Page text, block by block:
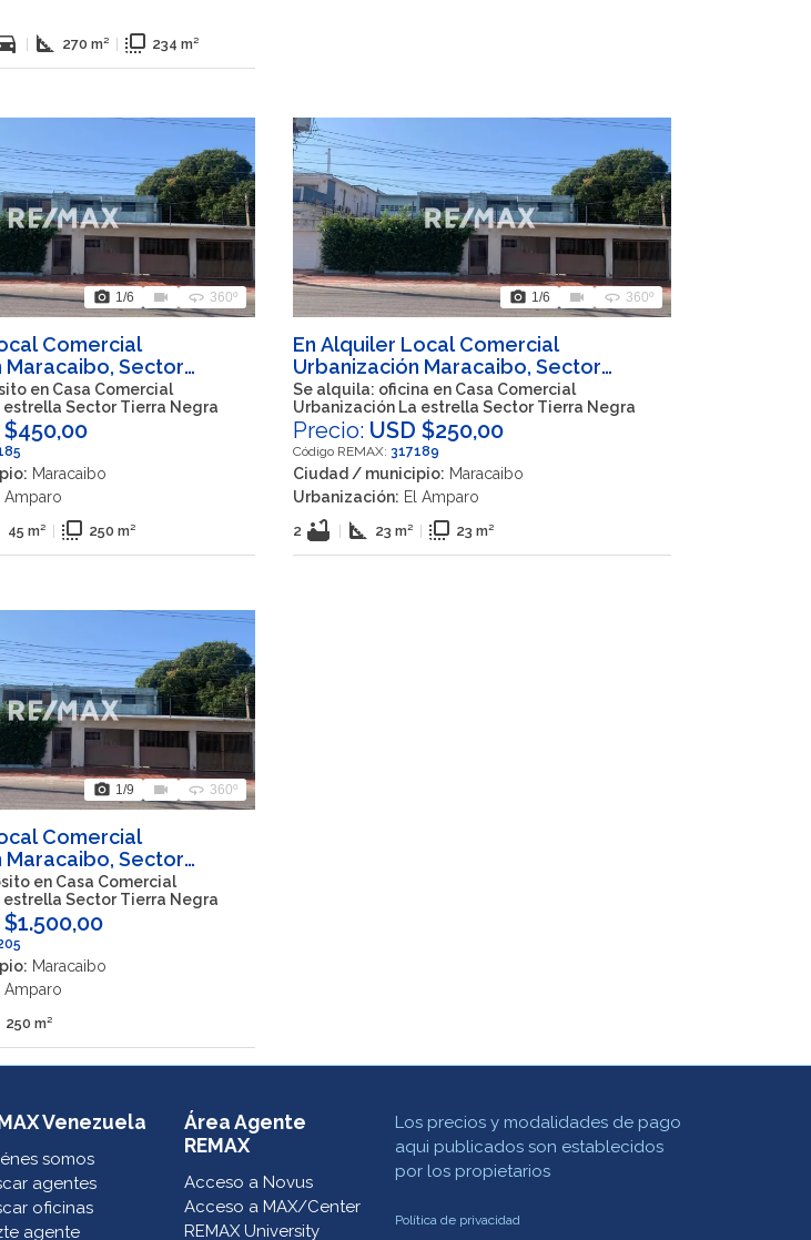
| square_foot 270 m² | flip_to_front 234 m²
photo_camera 1/6 videocam 360 360º
Comercial
Maracaibo, Sector
Estado Zulia
en Casa Comercial
estrella Sector Tierra Negra
$450,00
Maracaibo
Amparo
45 m² | flip_to_front 250 m²
photo_camera 1/6 videocam 360 360º
En Alquiler Local Comercial
Urbanización Maracaibo, Sector
Tierra Negra, Maracaibo Estado Zulia
Se alquila: oficina en Casa Comercial
Urbanización La estrella Sector Tierra Negra
Precio: USD $250,00
Código REMAX: 317189
Ciudad / municipio: Maracaibo
Urbanización: El Amparo
2 bathtub | square_foot 23 m² | flip_to_front 23 m²
photo_camera 1/9 videocam 360 360º
Comercial
Maracaibo, Sector
Estado Zulia
en Casa Comercial
estrella Sector Tierra Negra
$1.500,00
Maracaibo
Amparo
250 m²
Venezuela
somos
agentes
oficinas
agente
Área Agente
REMAX
Acceso a Novus
Acceso a MAX/Center
REMAX University
Los precios y modalidades de pago
aqui publicados son establecidos
por los propietarios
Política de privacidad